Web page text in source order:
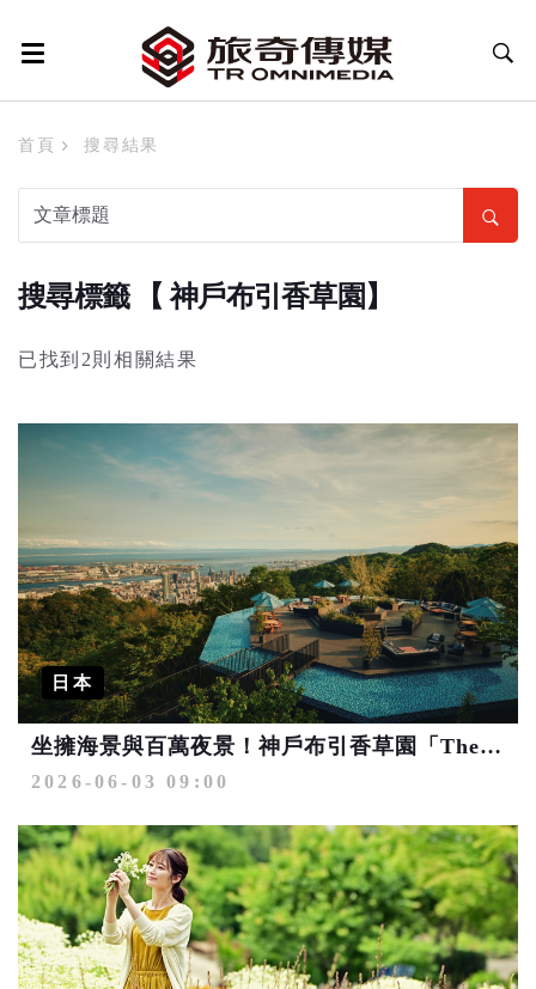
首頁 搜尋結果
搜尋標籤 【 神戶布引香草園】
已找到2則相關結果
日本
坐擁海景與百萬夜景！神戶布引香草園「The Veranda神戶」絕美翻新開幕
2026-06-03 09:00